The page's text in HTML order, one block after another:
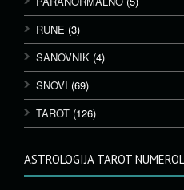
RUNE (3)
SANOVNIK (4)
SNOVI (69)
TAROT (126)
ASTROLOGIJA TAROT